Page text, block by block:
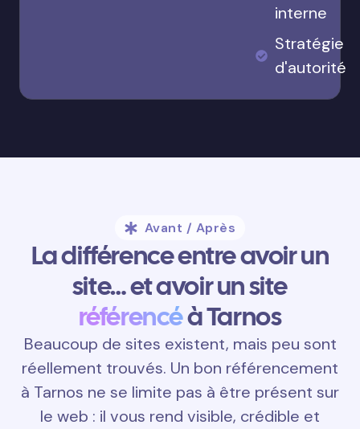
interne
Stratégie
d'autorité
Avant / Après
La différence entre avoir un
site… et avoir un site
référencéà Tarnos
Beaucoup de sites existent, mais peu sont
réellement trouvés. Un bon référencement
à Tarnos ne se limite pas à être présent sur
le web : il vous rend visible, crédible et